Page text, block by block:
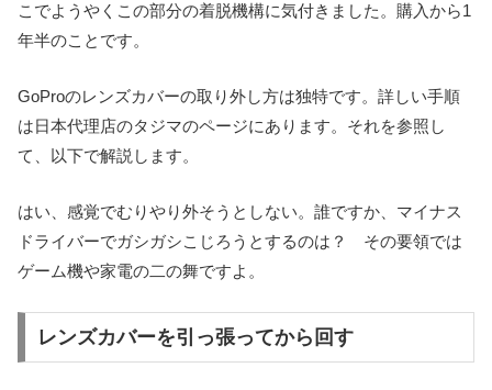
こでようやくこの部分の着脱機構に気付きました。購入から1
年半のことです。
GoProのレンズカバーの取り外し方は独特です。詳しい手順
は日本代理店のタジマのページにあります。それを参照し
て、以下で解説します。
はい、感覚でむりやり外そうとしない。誰ですか、マイナス
ドライバーでガシガシこじろうとするのは？ その要領では
ゲーム機や家電の二の舞ですよ。
レンズカバーを引っ張ってから回す